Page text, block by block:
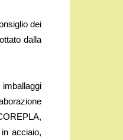
dei
dalla
acciaio,